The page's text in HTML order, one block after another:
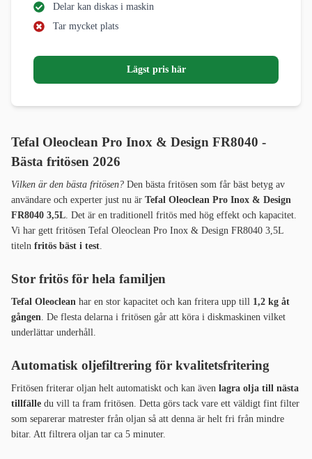
Delar kan diskas i maskin
Tar mycket plats
Lägst pris här
Tefal Oleoclean Pro Inox & Design FR8040 -
Bästa fritösen 2026
Vilken är den bästa fritösen? Den bästa fritösen som får bäst betyg av
användare och experter just nu är Tefal Oleoclean Pro Inox & Design
FR8040 3,5L. Det är en traditionell fritös med hög effekt och kapacitet.
Vi har gett fritösen Tefal Oleoclean Pro Inox & Design FR8040 3,5L
titeln fritös bäst i test.
Stor fritös för hela familjen
Tefal Oleoclean har en stor kapacitet och kan fritera upp till 1,2 kg åt
gången. De flesta delarna i fritösen går att köra i diskmaskinen vilket
underlättar underhåll.
Automatisk oljefiltrering för kvalitetsfritering
Fritösen friterar oljan helt automatiskt och kan även lagra olja till nästa
tillfälle du vill ta fram fritösen. Detta görs tack vare ett väldigt fint filter
som separerar matrester från oljan så att denna är helt fri från mindre
bitar. Att filtrera oljan tar ca 5 minuter.